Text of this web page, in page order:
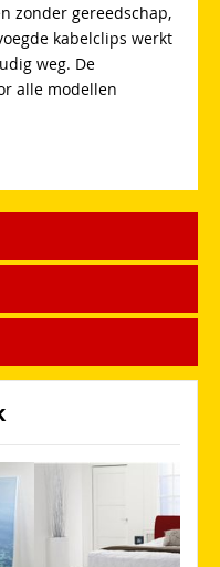
zonder gereedschap,
kabelclips werkt
weg. De
alle modellen